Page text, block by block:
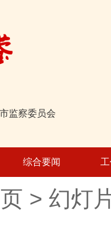
监察委员会
综合要闻
> 幻灯